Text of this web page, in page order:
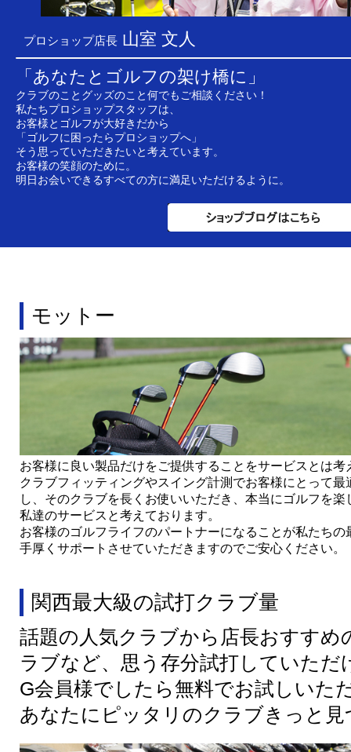
プロショップ店長 山室 文人
「あなたとゴルフの架け橋に」
クラブのことグッズのこと何でもご相談ください！
私たちプロショップスタッフは、
お客様とゴルフが大好きだから
「ゴルフに困ったらプロショップへ」
そう思っていただきたいと考えています。
お客様の笑顔のために。
明日お会いできるすべての方に満足いただけるように。
モットー
お客様に良い製品だけをご提供することをサービスとは考
クラブフィッティングやスイング計測でお客様にとって最
し、そのクラブを長くお使いいただき、本当にゴルフを楽
私達のサービスと考えております。
お客様のゴルフライフのパートナーになることが私たちの
手厚くサポートさせていただきますのでご安心ください。
関西最大級の試打クラブ量
話題の人気クラブから店長おすすめ
ラブなど、思う存分試打していただ
G会員様でしたら無料でお試しいた
あなたにピッタリのクラブきっと見